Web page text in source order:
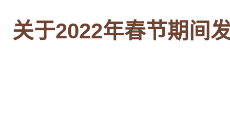
关于2022年春节期间